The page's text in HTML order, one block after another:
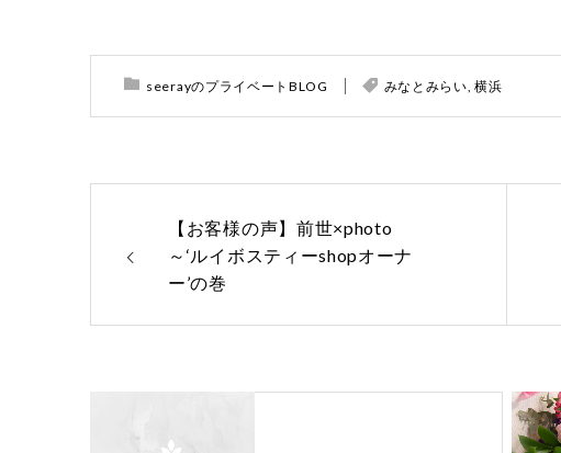
seerayのプライベートBLOG みなとみらい,横浜
【お客様の声】前世×photo
～‘ルイボスティーshopオーナ
ー’の巻